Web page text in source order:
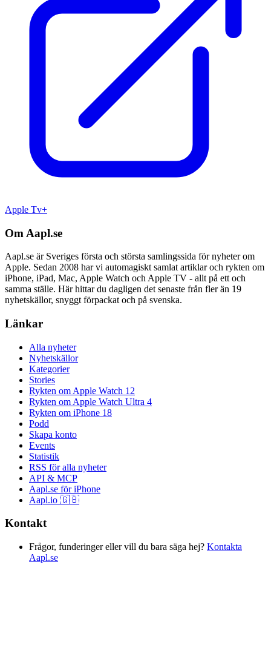
Apple Tv+
Om Aapl.se
Aapl.se är Sveriges första och största samlingssida för nyheter om
Apple. Sedan 2008 har vi automagiskt samlat artiklar och rykten om
iPhone, iPad, Mac, Apple Watch och Apple TV - allt på ett och
samma ställe. Här hittar du dagligen det senaste från fler än 19
nyhetskällor, snyggt förpackat och på svenska.
Länkar
Alla nyheter
Nyhetskällor
Kategorier
Stories
Rykten om Apple Watch 12
Rykten om Apple Watch Ultra 4
Rykten om iPhone 18
Podd
Skapa konto
Events
Statistik
RSS för alla nyheter
API & MCP
Aapl.se för iPhone
Aapl.io 🇬🇧
Kontakt
Frågor, funderinger eller vill du bara säga hej? Kontakta
Aapl.se